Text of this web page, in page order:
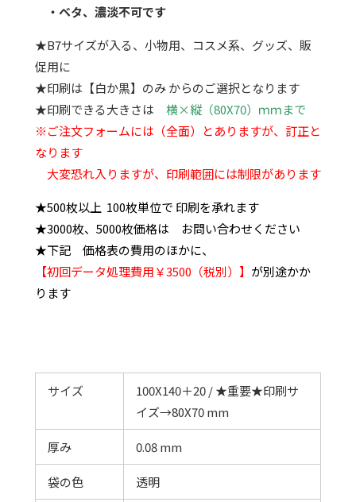
・ベタ、濃淡不可です
★B7サイズが入る、小物用、コスメ系、グッズ、販
促用に
★印刷は【白か黒】のみ からのご選択となります
★印刷できる大きさは 横×縦（80X70）ｍｍまで
※ご注文フォームには（全面）とありますが、訂正と
なります
大変恐れ入りますが、印刷範囲には制限があります
★500枚以上 100枚単位で 印刷を承れます
★3000枚、5000枚価格は お問い合わせください
★下記 価格表の費用のほかに、
【初回データ処理費用￥3500（税別）】 が別途かか
ります
サイズ
100X140＋20 / ★重要★印刷サ
イズ→80X70 mm
厚み 0.08 mm
袋の色 透明